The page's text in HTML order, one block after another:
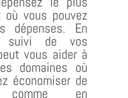
où vous pouvez
dépenses. En
suivi de vos
vous aider à
domaines où
économiser de
comme en